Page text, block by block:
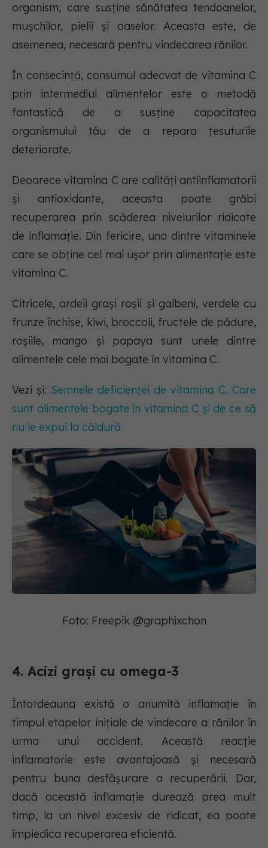
organism, care susține sănătatea tendoanelor,
mușchilor, pielii și oaselor. Aceasta este, de
asemenea, necesară pentru vindecarea rănilor.
În consecință, consumul adecvat de vitamina C
prin intermediul alimentelor este o metodă
fantastică de a susține capacitatea
organismului tău de a repara țesuturile
deteriorate.
Deoarece vitamina C are calități antiinflamatorii
și antioxidante, aceasta poate grăbi
recuperarea prin scăderea nivelurilor ridicate
de inflamație. Din fericire, una dintre vitaminele
care se obține cel mai ușor prin alimentație este
vitamina C.
Citricele, ardeii grași roșii și galbeni, verdele cu
frunze închise, kiwi, broccoli, fructele de pădure,
roșiile, mango și papaya sunt unele dintre
alimentele cele mai bogate în vitamina C.
Vezi și: Semnele deficienței de vitamina C. Care
sunt alimentele bogate în vitamina C și de ce să
nu le expui la căldură
Foto: Freepik @graphixchon
4. Acizi grași cu omega-3
Întotdeauna există o anumită inflamație în
timpul etapelor inițiale de vindecare a rănilor în
urma unui accident. Această reacție
inflamatorie este avantajoasă și necesară
pentru buna desfășurare a recuperării. Dar,
dacă această inflamație durează prea mult
timp, la un nivel excesiv de ridicat, ea poate
împiedica recuperarea eficientă.